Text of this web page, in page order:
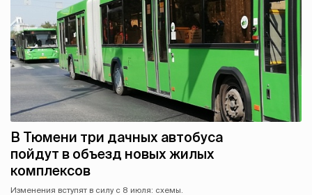
В Тюмени три дачных автобуса
пойдут в объезд новых жилых
комплексов
Изменения вступят в силу с 8 июля: схемы.